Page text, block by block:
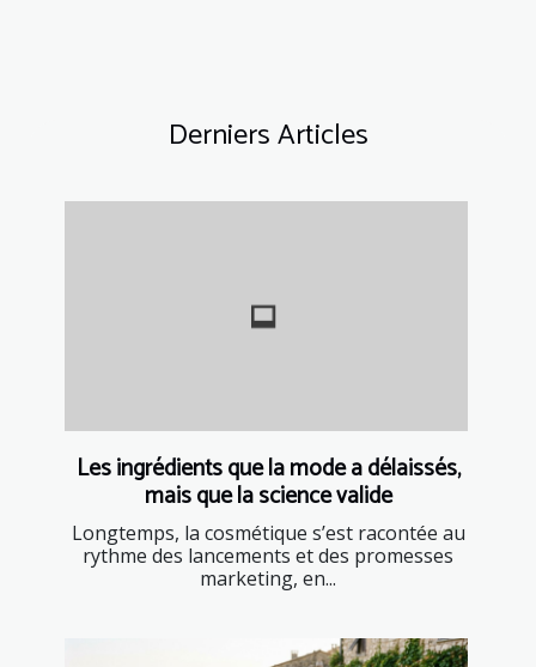
Derniers Articles
Les ingrédients que la mode a délaissés,
mais que la science valide
Longtemps, la cosmétique s’est racontée au
rythme des lancements et des promesses
marketing, en...